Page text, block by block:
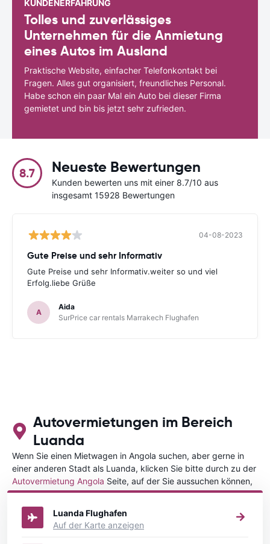
KUNDENERFAHRUNG
Tolles und zuverlässiges
Unternehmen für die Anmietung
eines Autos im Ausland
Praktische Website, einfacher Telefonkontakt bei
Fragen. Alles gut organisiert, freundliches Personal.
Habe schon ein paar Mal ein Auto bei dieser Firma
gemietet und bin bis jetzt sehr zufrieden.
8.7 Neueste Bewertungen
Kunden bewerten uns mit einer 8.7/10 aus
insgesamt 15928 Bewertungen
04-08-2023
Gute Preise und sehr Informativ
Gute Preise und sehr Informativ.weiter so und viel
Erfolg.liebe Grüße
A
Aida
SurPrice car rentals Marrakech Flughafen
Autovermietungen im Bereich
Luanda
Wenn Sie einen Mietwagen in Angola suchen, aber gerne in
einer anderen Stadt als Luanda, klicken Sie bitte durch zu der
Autovermietung Angola Seite, auf der Sie aussuchen können,
in welcher Stadt in Angola Sie Ihr Fahrzeug mieten wollen.
Luanda Flughafen
Auf der Karte anzeigen